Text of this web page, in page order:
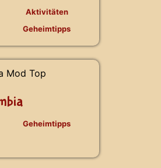
Aktivitäten
Geheimtipps
Geheimtipps